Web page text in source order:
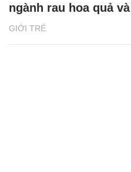
GIỚI TRẺ
ngành rau hoa quả